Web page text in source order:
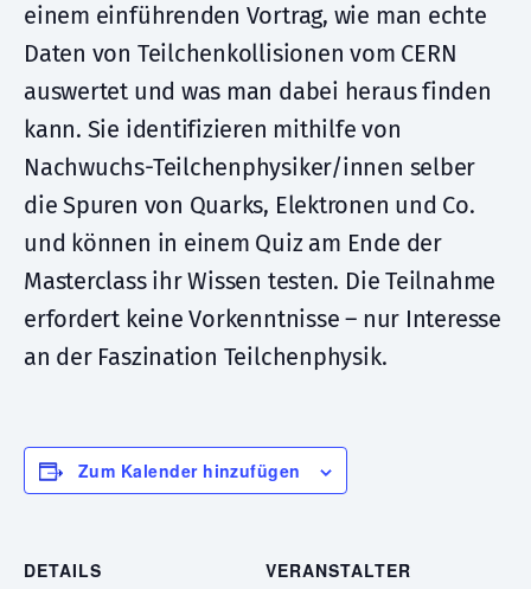
einem einführenden Vortrag, wie man echte
Daten von Teilchenkollisionen vom CERN
auswertet und was man dabei heraus finden
kann. Sie identifizieren mithilfe von
Nachwuchs-Teilchenphysiker/innen selber
die Spuren von Quarks, Elektronen und Co.
und können in einem Quiz am Ende der
Masterclass ihr Wissen testen. Die Teilnahme
erfordert keine Vorkenntnisse – nur Interesse
an der Faszination Teilchenphysik.
Zum Kalender hinzufügen
DETAILS
VERANSTALTER